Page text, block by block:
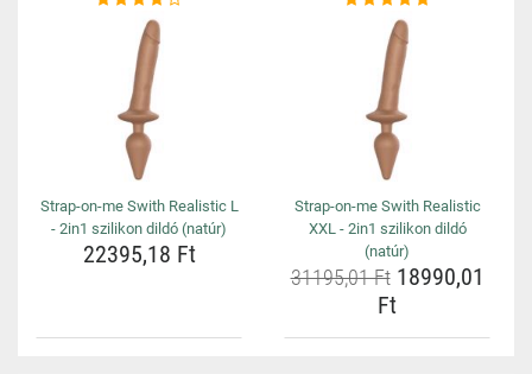
Strap-on-me Swith Realistic L
- 2in1 szilikon dildó (natúr)
22395,18 Ft
Strap-on-me Swith Realistic
XXL - 2in1 szilikon dildó
(natúr)
31195,01 Ft18990,01
Ft